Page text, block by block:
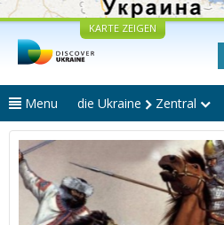
KARTE ZEIGEN
Menu die Ukraine Zentral